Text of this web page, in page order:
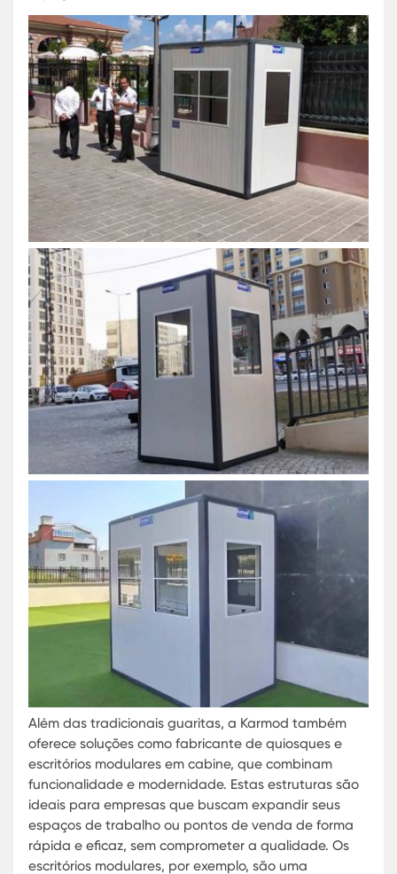
Em um mundo onde a segurança se torna cada
mais prioritária, as empresas estão investindo
significativamente em infraestruturas capazes
proteger seus ativos e funcionários. Nesse
guaritas de segurança desempenham um papel
fundamental, oferecendo uma solução eficiente
prática para o monitoramento e controle de
A Karmod, uma marca reconhecida no setor de
construções modulares, destaca-se na oferta de
cabines de segurança altamente confiáveis e
duráveis.
As guaritas da Karmod são projetadas para
às necessidades específicas de cada empresa,
em ambientes industriais, corporativos ou
residenciais. Com tecnologia de ponta, estas
são fabricadas em ambientes controlados e
montadas no local desejado, o que reduz
significativamente o tempo de construção e os
transtornos no local. Além disso, a flexibilidade no
design permite que se adaptem perfeitamente à
estética e aos requisitos funcionais de qualquer
espaço.